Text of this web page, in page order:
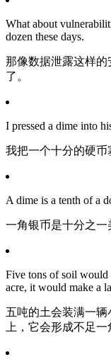
What about
dozen these days.
那像数据泄露这样
了。
I pressed a dime into
我把一个十分的硬币
A dime is a tenth of a
一角银币是十分之一
Five tons of soil would
acre, it would make a
五吨的土会装满一
上，它会形成不足